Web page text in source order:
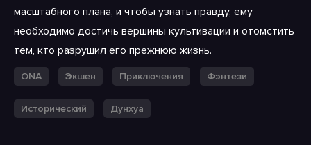
масштабного плана, и чтобы узнать правду, ему
необходимо достичь вершины культивации и отомстить
тем, кто разрушил его прежнюю жизнь.
ONA Экшен Приключения Фэнтези
Исторический Дунхуа